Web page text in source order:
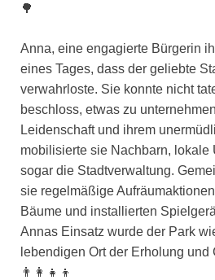
🌳
Anna, eine engagierte Bürgerin
eines Tages, dass der geliebte
verwahrloste. Sie konnte nicht
beschloss, etwas zu
Leidenschaft und ihrem
mobilisierte sie Nachbarn, lokale
sogar die Stadtverwaltung.
sie regelmäßige
Bäume und installierten
Annas Einsatz wurde der Park
lebendigen Ort der Erholung und
👨‍👩‍👧‍👦